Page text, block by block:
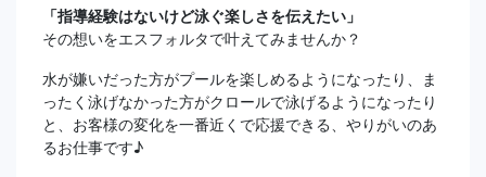
「指導経験はないけど泳ぐ楽しさを伝えたい」
その想いをエスフォルタで叶えてみませんか？
水が嫌いだった方がプールを楽しめるようになったり、ま
ったく泳げなかった方がクロールで泳げるようになったり
と、お客様の変化を一番近くで応援できる、やりがいのあ
るお仕事です♪